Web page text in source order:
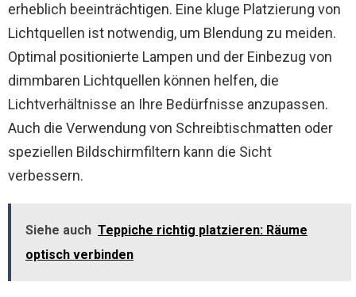
erheblich beeinträchtigen. Eine kluge Platzierung von
Lichtquellen ist notwendig, um Blendung zu meiden.
Optimal positionierte Lampen und der Einbezug von
dimmbaren Lichtquellen können helfen, die
Lichtverhältnisse an Ihre Bedürfnisse anzupassen.
Auch die Verwendung von Schreibtischmatten oder
speziellen Bildschirmfiltern kann die Sicht
verbessern.
Siehe auch Teppiche richtig platzieren: Räume
optisch verbinden